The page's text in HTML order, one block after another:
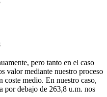
pero tanto en el caso
valor mediante nuestro proceso
coste medio. En nuestro caso,
por debajo de 263,8 u.m. nos